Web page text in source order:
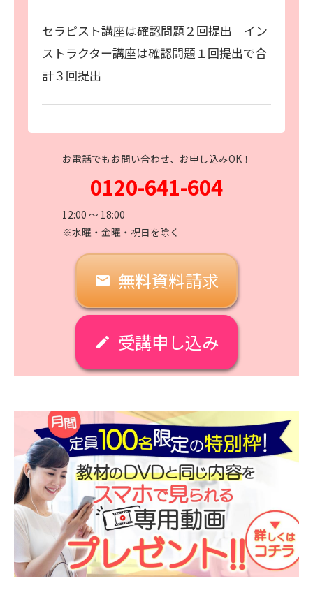
セラピスト講座は確認問題２回提出 イン
ストラクター講座は確認問題１回提出で合
計３回提出
お電話でもお問い合わせ、お申し込みOK！
0120-641-604
12:00 〜 18:00
※水曜・金曜・祝日を除く
email 無料資料請求
create 受講申し込み